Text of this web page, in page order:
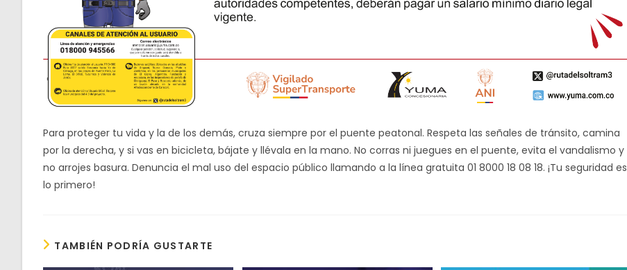
Para proteger tu vida y la de los demás, cruza siempre por el puente peatonal. Respeta las señales de tránsito, camina
por la derecha, y si vas en bicicleta, bájate y llévala en la mano. No corras ni juegues en el puente, evita el vandalismo y
no arrojes basura. Denuncia el mal uso del espacio público llamando a la línea gratuita 01 8000 18 08 18. ¡Tu seguridad es
lo primero!
TAMBIÉN PODRÍA GUSTARTE